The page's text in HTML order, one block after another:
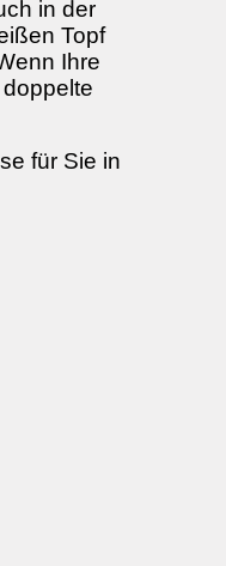
in der
Topf
Ihre
für Sie in